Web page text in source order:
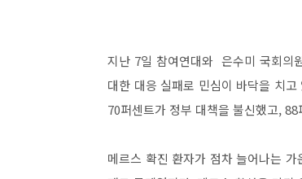
지난 7일 참여연대와 은수미 국회의
대한 대응 실패로 민심이 바닥을 치
70퍼센트가 정부 대책을 불신했고,
메르스 확진 환자가 점차 늘어나는